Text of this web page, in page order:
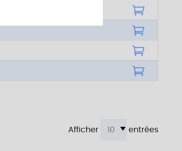
Afficher entrées